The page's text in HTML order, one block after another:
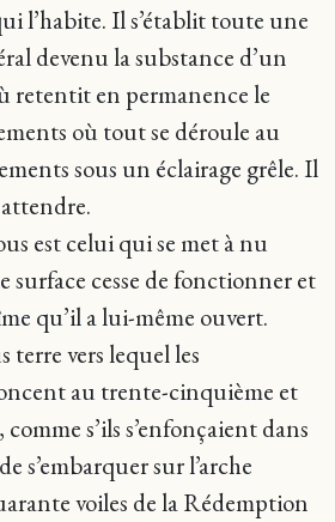
l’habite. Il s’établit toute une
devenu la substance d’un
retentit en permanence le
où tout se déroule au
sous un éclairage grêle. Il
est celui qui se met à nu
surface cesse de fonctionner et
qu’il a lui-même ouvert.
terre vers lequel les
au trente-cinquième et
s’ils s’enfonçaient dans
s’embarquer sur l’arche
voiles de la Rédemption